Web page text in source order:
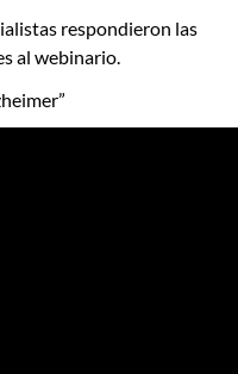
respondieron las
al webinario.